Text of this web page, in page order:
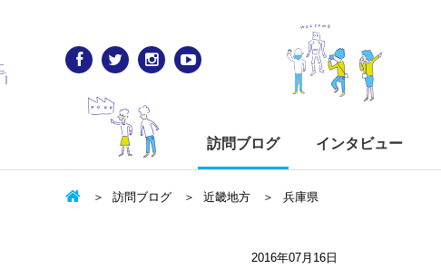
訪問ブログ インタビュー
訪問ブログ 近畿地方 兵庫県
2016年07月16日